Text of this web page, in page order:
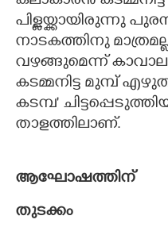
പിള്ളയ്ക്കായിരുന്നു
നാടകത്തിനു
വഴങ്ങുമെന്ന്
കടമ്മനിട്ട മുമ്പ്
കടമ്പ"
താളത്തിലാണ്.
ആഘോഷത്തിന്
തുടക്കം